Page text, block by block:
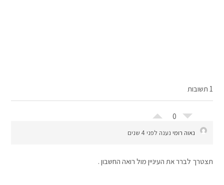
1 תשובות
0
נאוה רומי נענה לפני 4 שנים
תצטרך לברר את העיניין מול רואה החשבון .